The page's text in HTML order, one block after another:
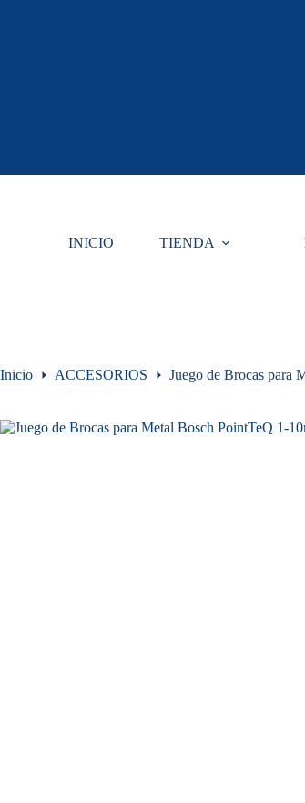
INICIO TIENDA
Inicio ACCESORIOS Juego de Brocas para